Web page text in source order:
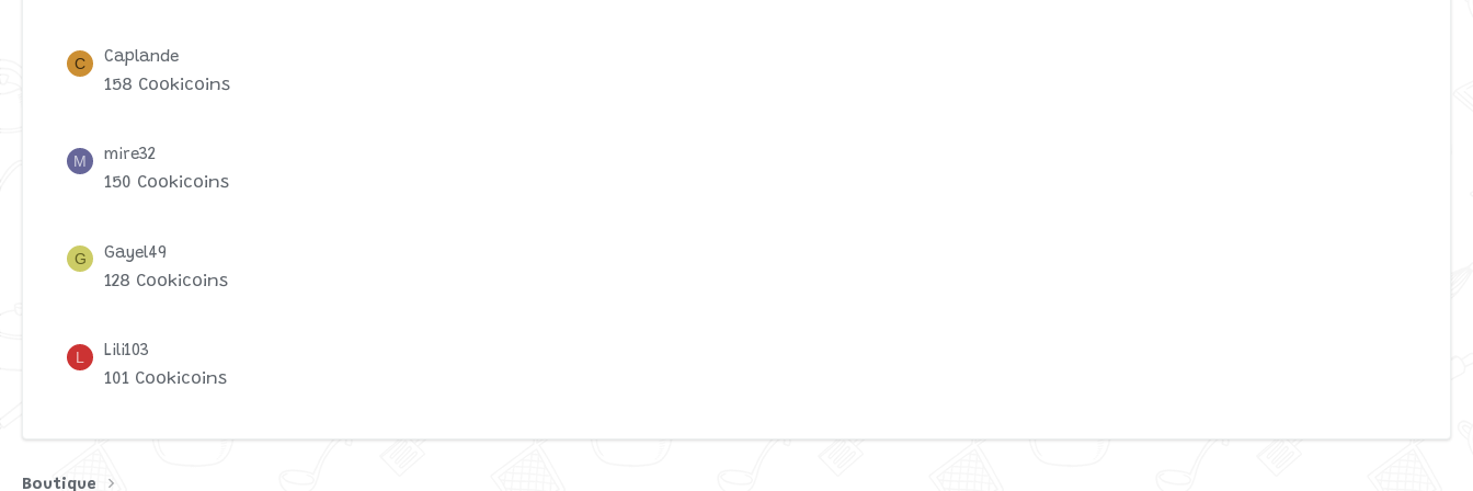
C Caplande
158 Cookicoins
M mire32
150 Cookicoins
G Gayel49
128 Cookicoins
L Lili103
101 Cookicoins
Boutique